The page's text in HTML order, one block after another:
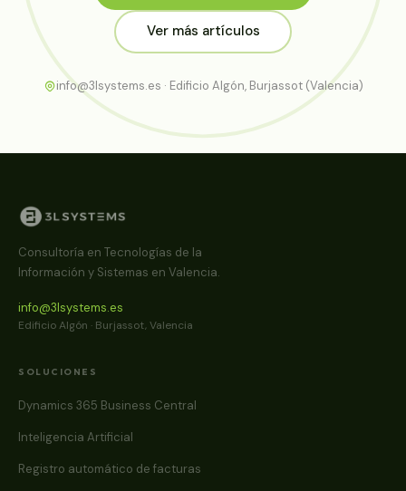
Ver más artículos
info@3lsystems.es · Edificio Algón, Burjassot (Valencia)
Consultoría en Tecnologías de la
Información y Sistemas en Valencia.
info@3lsystems.es
Edificio Algón · Burjassot, Valencia
SOLUCIONES
Dynamics 365 Business Central
Inteligencia Artificial
Registro automático de facturas